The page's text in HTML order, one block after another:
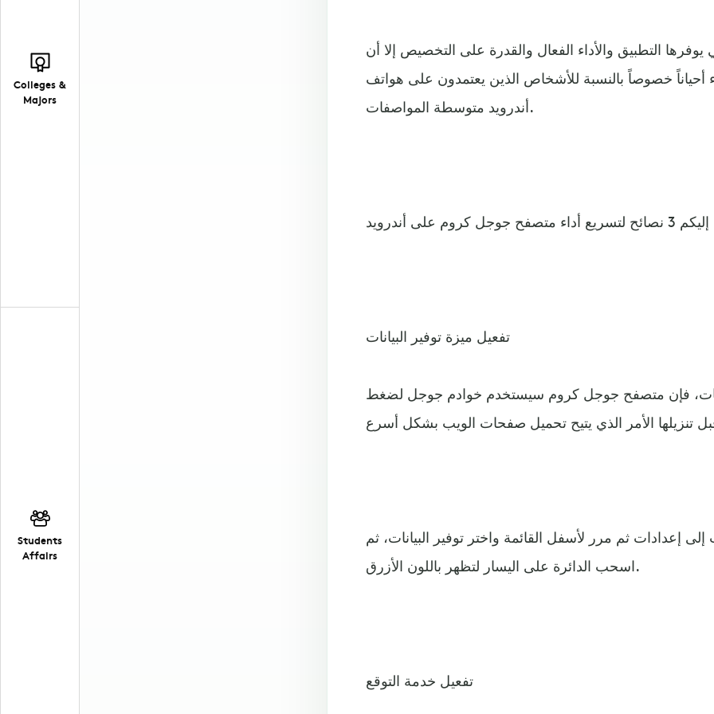
Colleges &
Majors
Students
Affairs
يوفرها التطبيق والأداء الفعال والقدرة على التخصيص إلا أن
خصوصاً بالنسبة للأشخاص الذين يعتمدون على هواتف
أندرويد متوسطة المواصفات.
تفعيل ميزة توفير البيانات
فإن متصفح جوجل كروم سيستخدم خوادم جوجل لضغط
إلى إعدادات ثم مرر لأسفل القائمة واختر توفير البيانات، ثم
اسحب الدائرة على اليسار لتظهر باللون الأزرق.
تفعيل خدمة التوقع